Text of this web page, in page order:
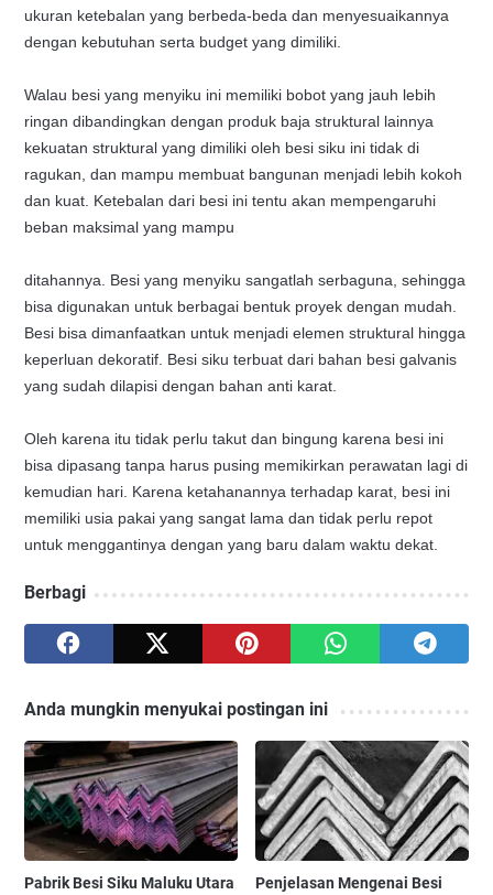
ukuran ketebalan yang berbeda-beda dan menyesuaikannya
dengan kebutuhan serta budget yang dimiliki.
Walau besi yang menyiku ini memiliki bobot yang jauh lebih
ringan dibandingkan dengan produk baja struktural lainnya
kekuatan struktural yang dimiliki oleh besi siku ini tidak di
ragukan, dan mampu membuat bangunan menjadi lebih kokoh
dan kuat. Ketebalan dari besi ini tentu akan mempengaruhi
beban maksimal yang mampu
ditahannya. Besi yang menyiku sangatlah serbaguna, sehingga
bisa digunakan untuk berbagai bentuk proyek dengan mudah.
Besi bisa dimanfaatkan untuk menjadi elemen struktural hingga
keperluan dekoratif. Besi siku terbuat dari bahan besi galvanis
yang sudah dilapisi dengan bahan anti karat.
Oleh karena itu tidak perlu takut dan bingung karena besi ini
bisa dipasang tanpa harus pusing memikirkan perawatan lagi di
kemudian hari. Karena ketahanannya terhadap karat, besi ini
memiliki usia pakai yang sangat lama dan tidak perlu repot
untuk menggantinya dengan yang baru dalam waktu dekat.
Berbagi
Anda mungkin menyukai postingan ini
Pabrik Besi Siku Maluku Utara
Penjelasan Mengenai Besi